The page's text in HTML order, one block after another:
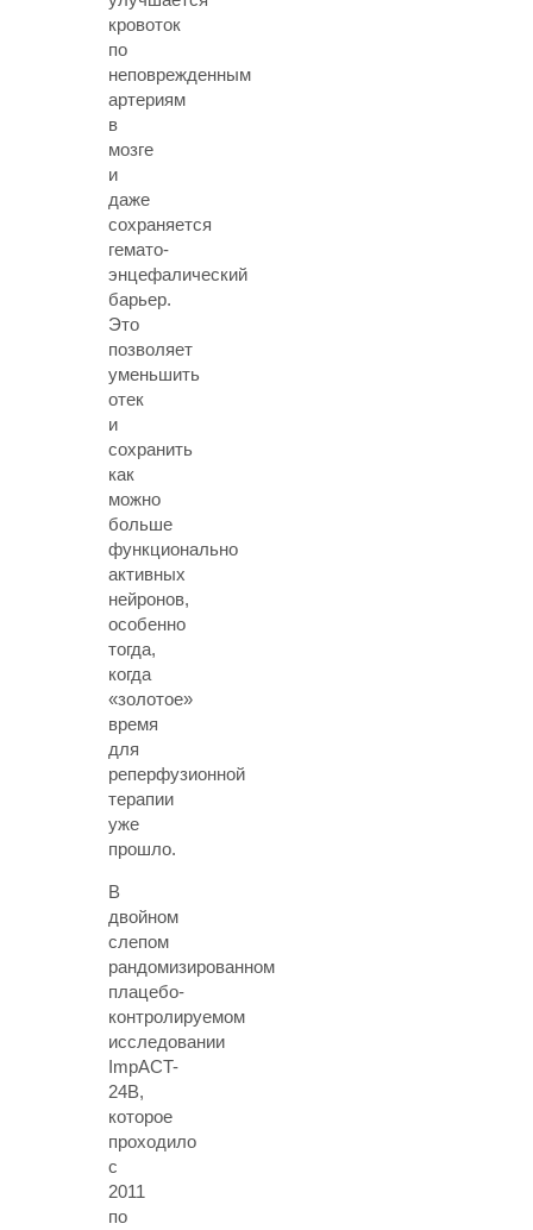
кровоток
по
неповрежденным
артериям
в
мозге
и
даже
сохраняется
гемато-
энцефалический
барьер.
Это
позволяет
уменьшить
отек
и
сохранить
как
можно
больше
функционально
активных
нейронов,
особенно
тогда,
когда
«золотое»
время
для
реперфузионной
терапии
уже
прошло.
В
двойном
слепом
рандомизированном
плацебо-
контролируемом
исследовании
ImpACT-
24B,
которое
проходило
с
2011
по